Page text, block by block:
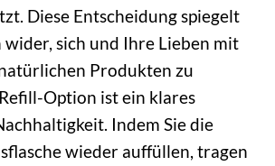
Diese Entscheidung spiegelt
sich und Ihre Lieben mit
Produkten zu
Option ist ein klares
Indem Sie die
wieder auffüllen, tragen